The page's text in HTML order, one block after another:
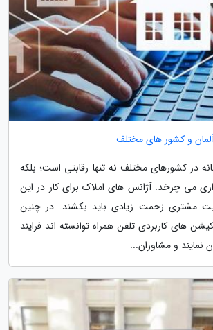
و کشور های مختلف
در کشورهای مختلف نه تنها رقابتی است؛ بلکه
می چرخد. آژانس های املاک برای کار در این
مشتری زحمت زیادی باید بکشند. در چنین
های کاربردی تلفن همراه توانسته اند فرایند
نمایند و مشاوران...